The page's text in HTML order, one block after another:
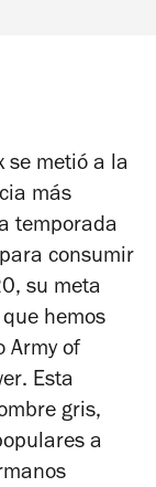
se metió a la
más
temporada
consumir
su meta
hemos
Army of
. Esta
gris,
a